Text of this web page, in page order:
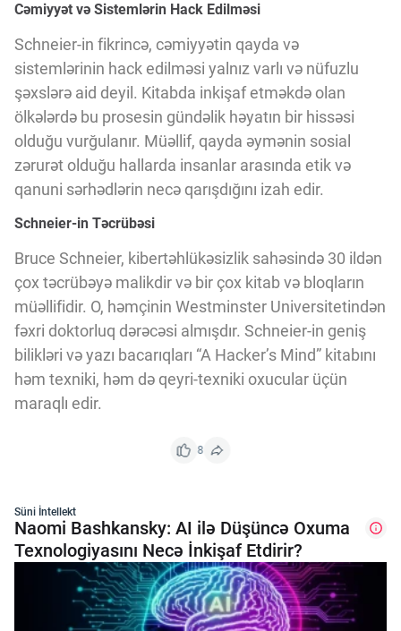
Cəmiyyət və Sistemlərin Hack Edilməsi
Schneier-in fikrincə, cəmiyyətin qayda və
sistemlərinin hack edilməsi yalnız varlı və nüfuzlu
şəxslərə aid deyil. Kitabda inkişaf etməkdə olan
ölkələrdə bu prosesin gündəlik həyatın bir hissəsi
olduğu vurğulanır. Müəllif, qayda əymənin sosial
zərurət olduğu hallarda insanlar arasında etik və
qanuni sərhədlərin necə qarışdığını izah edir.
Schneier-in Təcrübəsi
Bruce Schneier, kibertəhlükəsizlik sahəsində 30 ildən
çox təcrübəyə malikdir və bir çox kitab və bloqların
müəllifidir. O, həmçinin Westminster Universitetindən
fəxri doktorluq dərəcəsi almışdır. Schneier-in geniş
bilikləri və yazı bacarıqları “A Hacker’s Mind” kitabını
həm texniki, həm də qeyri-texniki oxucular üçün
maraqlı edir.
8
Süni İntellekt
Naomi Bashkansky: AI ilə Düşüncə Oxuma
Texnologiyasını Necə İnkişaf Etdirir?